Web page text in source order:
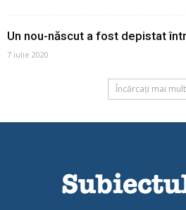
Un nou-născut a fost depistat
7 iulie 2020
Încărcați mai